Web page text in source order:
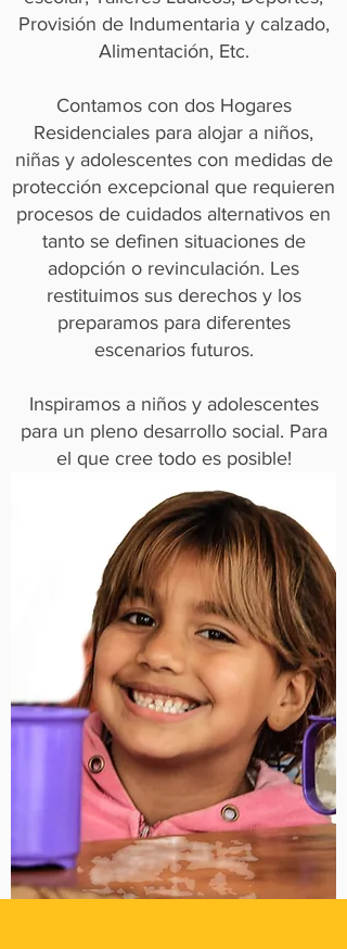
Provisión de Indumentaria y calzado,
Alimentación, Etc.
Contamos con dos Hogares
Residenciales para alojar a niños,
niñas y adolescentes con medidas de
protección excepcional que requieren
procesos de cuidados alternativos en
tanto se definen situaciones de
adopción o revinculación. Les
restituimos sus derechos y los
preparamos para diferentes
escenarios futuros.
Inspiramos a niños y adolescentes
para un pleno desarrollo social. Para
el que cree todo es posible!